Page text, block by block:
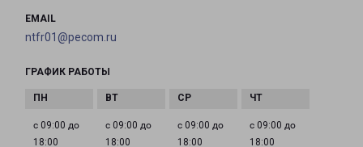
EMAIL
ntfr01@pecom.ru
ГРАФИК РАБОТЫ
с 09:00 до
18:00
с 09:00 до
18:00
с 09:00 до
18:00
с 09:00 до
18:00